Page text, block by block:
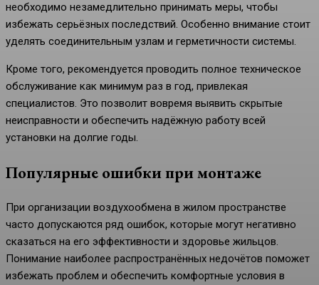
необходимо незамедлительно принимать меры, чтобы
избежать серьёзных последствий. Особенно внимание стоит
уделять соединительным узлам и герметичности системы.
Кроме того, рекомендуется проводить полное техническое
обслуживание как минимум раз в год, привлекая
специалистов. Это позволит вовремя выявить скрытые
неисправности и обеспечить надёжную работу всей
установки на долгие годы.
Популярные ошибки при монтаже
При организации воздухообмена в жилом пространстве
часто допускаются ряд ошибок, которые могут негативно
сказаться на его эффективности и здоровье жильцов.
Понимание наиболее распространённых недочётов поможет
избежать проблем и обеспечить комфортные условия в